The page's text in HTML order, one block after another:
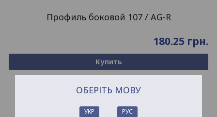
Профиль боковой 107 / AG-R
180.25 грн.
Купить
ОБЕРІТЬ МОВУ
УКР РУС